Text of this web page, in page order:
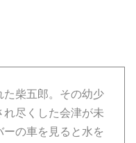
た柴五郎。その幼少
尽くした会津が未
の車を見ると水を